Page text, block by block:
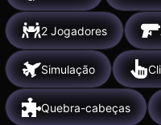
2 Jogadores
Simulação
Quebra-cabeças